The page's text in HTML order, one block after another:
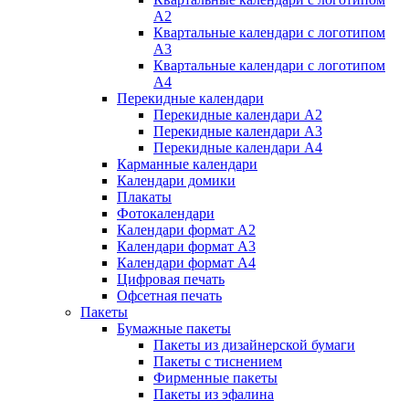
А2
Квартальные календари с логотипом
А3
Квартальные календари с логотипом
А4
Перекидные календари
Перекидные календари А2
Перекидные календари А3
Перекидные календари А4
Карманные календари
Календари домики
Плакаты
Фотокалендари
Календари формат А2
Календари формат А3
Календари формат А4
Цифровая печать
Офсетная печать
Пакеты
Бумажные пакеты
Пакеты из дизайнерской бумаги
Пакеты с тиснением
Фирменные пакеты
Пакеты из эфалина